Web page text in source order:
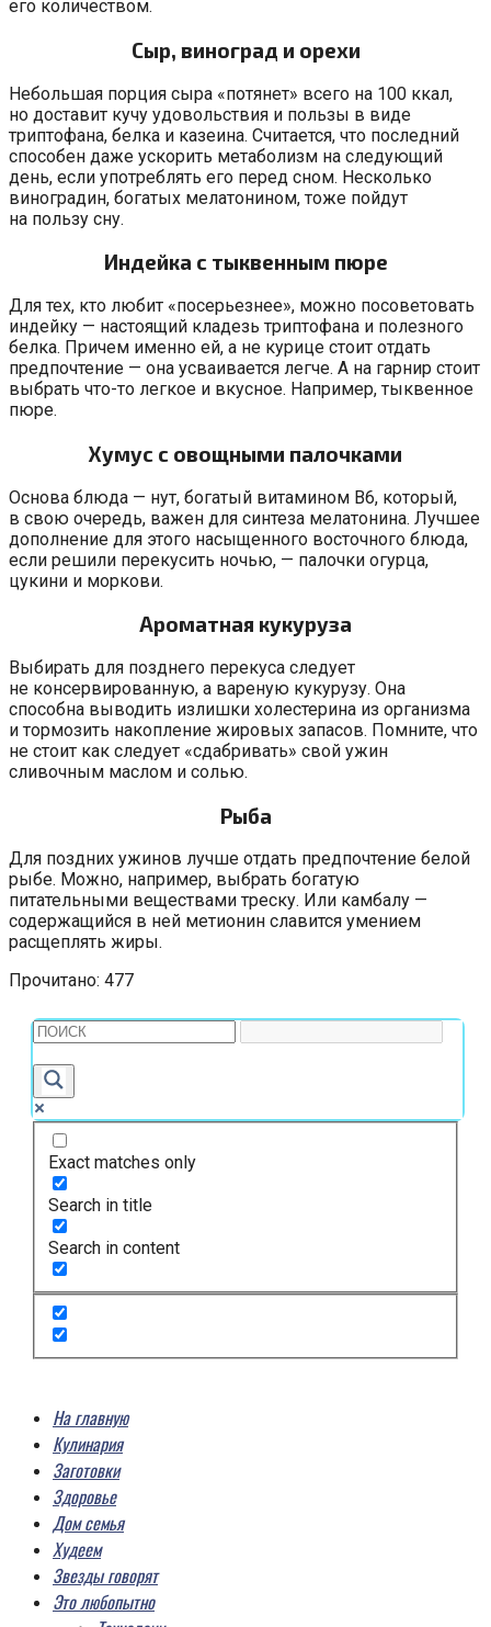
его количеством.
Сыр, виноград и орехи
Небольшая порция сыра «потянет» всего на 100 ккал,
но доставит кучу удовольствия и пользы в виде
триптофана, белка и казеина. Считается, что последний
способен даже ускорить метаболизм на следующий
день, если употреблять его перед сном. Несколько
виноградин, богатых мелатонином, тоже пойдут
на пользу сну.
Индейка с тыквенным пюре
Для тех, кто любит «посерьезнее», можно посоветовать
индейку — настоящий кладезь триптофана и полезного
белка. Причем именно ей, а не курице стоит отдать
предпочтение — она усваивается легче. А на гарнир стоит
выбрать что-то легкое и вкусное. Например, тыквенное
пюре.
Хумус с овощными палочками
Основа блюда — нут, богатый витамином В6, который,
в свою очередь, важен для синтеза мелатонина. Лучшее
дополнение для этого насыщенного восточного блюда,
если решили перекусить ночью, — палочки огурца,
цукини и моркови.
Ароматная кукуруза
Выбирать для позднего перекуса следует
не консервированную, а вареную кукурузу. Она
способна выводить излишки холестерина из организма
и тормозить накопление жировых запасов. Помните, что
не стоит как следует «сдабривать» свой ужин
сливочным маслом и солью.
Рыба
Для поздних ужинов лучше отдать предпочтение белой
рыбе. Можно, например, выбрать богатую
питательными веществами треску. Или камбалу —
содержащийся в ней метионин славится умением
расщеплять жиры.
Прочитано: 477
Exact matches only
Search in title
Search in content
На главную
Кулинария
Заготовки
Здоровье
Дом семья
Худеем
Звезды говорят
Это любопытно